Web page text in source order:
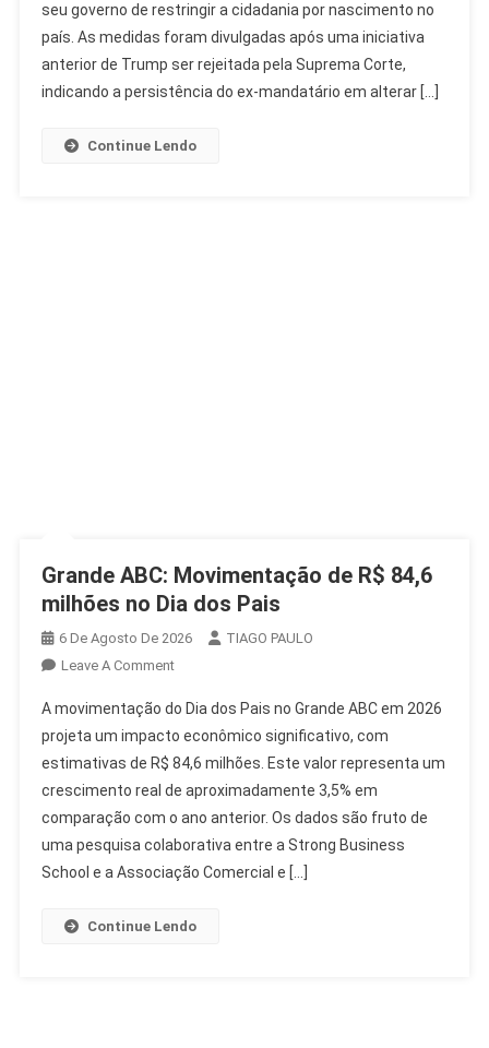
Nascimento
Com
Novos
Decretos
seu governo de restringir a cidadania por nascimento no
país. As medidas foram divulgadas após uma iniciativa
anterior de Trump ser rejeitada pela Suprema Corte,
indicando a persistência do ex-mandatário em alterar […]
Continue Lendo
Grande ABC: Movimentação de R$ 84,6
milhões no Dia dos Pais
6 De Agosto De 2026
TIAGO PAULO
Leave A CommentOn
ABC:
Movimentação
De
R$
84,6
Milhões
No
A movimentação do Dia dos Pais no Grande ABC em 2026
projeta um impacto econômico significativo, com
estimativas de R$ 84,6 milhões. Este valor representa um
crescimento real de aproximadamente 3,5% em
comparação com o ano anterior. Os dados são fruto de
uma pesquisa colaborativa entre a Strong Business
School e a Associação Comercial e […]
Continue Lendo